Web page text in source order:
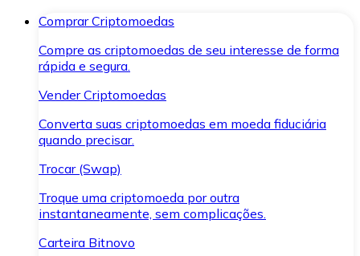
Comprar Criptomoedas
Compre as criptomoedas de seu interesse de forma
rápida e segura.
Vender Criptomoedas
Converta suas criptomoedas em moeda fiduciária
quando precisar.
Trocar (Swap)
Troque uma criptomoeda por outra
instantaneamente, sem complicações.
Carteira Bitnovo